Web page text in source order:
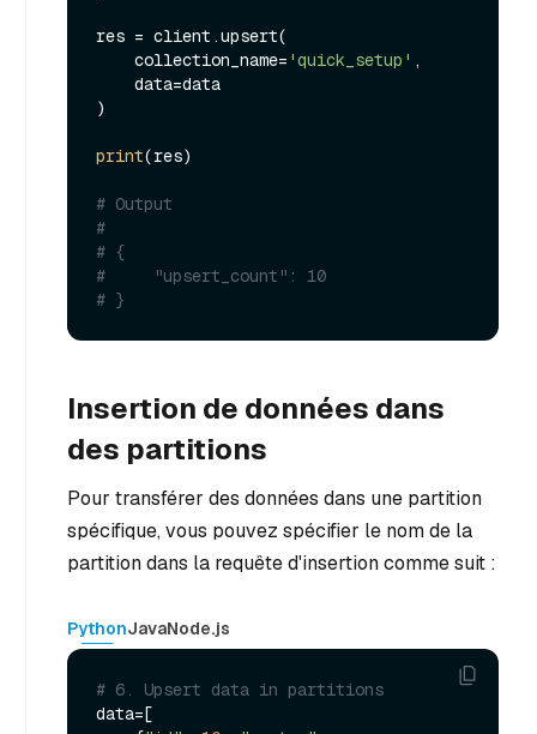
res = client.upsert(
    collection_name=
'quick_setup' ,
)
print(res)
# Output
#
# {
#     "upsert_count": 10
# }
Insertion de données dans
des partitions
Pour transférer des données dans une partition
spécifique, vous pouvez spécifier le nom de la
partition dans la requête d'insertion comme suit :
PythonJavaNode.js
# 6. Upsert data in partitions
data=[